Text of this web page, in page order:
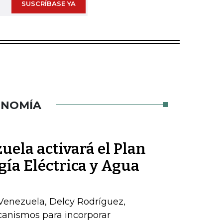
SUSCRÍBASE YA
activará el Plan
Eléctrica y Agua
Delcy Rodríguez,
para incorporar